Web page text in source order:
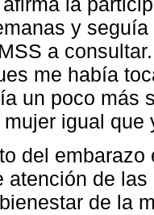
y
a
me había
un poco más
igual que
del
atención de
de la